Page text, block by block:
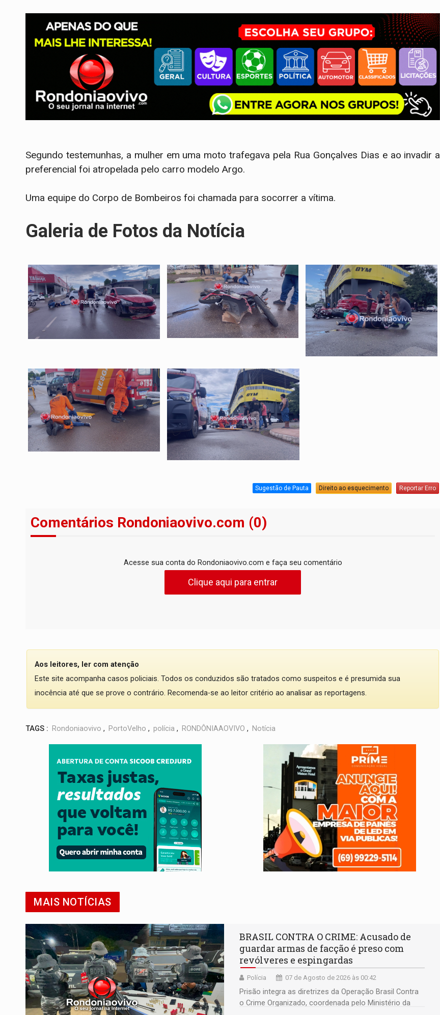
Segundo testemunhas, a mulher em uma moto trafegava pela Rua Gonçalves Dias e ao invadir a
preferencial foi atropelada pelo carro modelo Argo.
Uma equipe do Corpo de Bombeiros foi chamada para socorrer a vítima.
Galeria de Fotos da Notícia
Sugestão de Pauta Direito ao esquecimento Reportar Erro
Comentários Rondoniaovivo.com (0)
Acesse sua conta do Rondoniaovivo.com e faça seu comentário
Clique aqui para entrar
Aos leitores, ler com atenção
Este site acompanha casos policiais. Todos os conduzidos são tratados como suspeitos e é presumida sua
inocência até que se prove o contrário. Recomenda-se ao leitor critério ao analisar as reportagens.
TAGS : Rondoniaovivo , PortoVelho , polícia , RONDÔNIAAOVIVO , Notícia
MAIS NOTÍCIAS
BRASIL CONTRA O CRIME: Acusado de
guardar armas de facção é preso com
revólveres e espingardas
Polícia 07 de Agosto de 2026 às 00:42
Prisão integra as diretrizes da Operação Brasil Contra
o Crime Organizado, coordenada pelo Ministério da